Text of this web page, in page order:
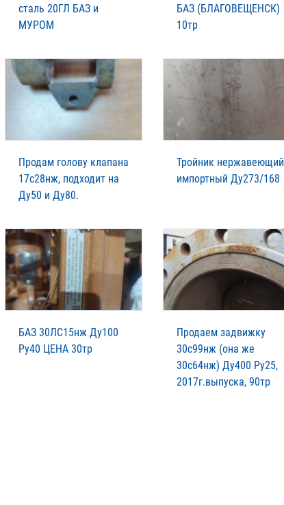
сталь 20ГЛ БАЗ и
МУРОМ
БАЗ (БЛАГОВЕЩЕНСК)
10тр
Продам голову клапана
17с28нж, подходит на
Ду50 и Ду80.
Тройник нержавеющий
импортный Ду273/168
БАЗ 30ЛС15нж Ду100
Ру40 ЦЕНА 30тр
Продаем задвижку
30с99нж (она же
30с64нж) Ду400 Ру25,
2017г.выпуска, 90тр